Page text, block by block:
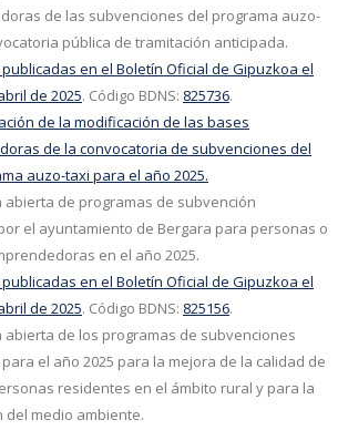
de las subvenciones del programa auzo-
pública de tramitación anticipada.
en el Boletín Oficial de Gipuzkoa el
de 2025. Código BDNS: 825736.
de la modificación de las bases
de la convocatoria de subvenciones del
auzo-taxi para el año 2025.
abierta de programas de subvención
el ayuntamiento de Bergara para personas o
en el año 2025.
en el Boletín Oficial de Gipuzkoa el
de 2025. Código BDNS: 825156.
abierta de los programas de subvenciones
el año 2025 para la mejora de la calidad de
residentes en el ámbito rural y para la
del medio ambiente.